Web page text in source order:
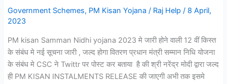
2023
:
गांधी
शहरी
रोजगार
गारंटी
Government Schemes, PM Kisan Yojana / Raj Help/ 8 April,
2023
PM kisan Samman Nidhi yojana 2023 मे जारी होने वाली 12 वीं किस्त
के संबंध मे नई सूचना जारी , जल्द होगा वितरण प्रधान मंत्री सम्मान निधि योजना
के संबंध मे CSC ने Twittr पर पोस्ट कर बताया है की श्री नरेंद्र मोदी द्वारा जल्द
ही PM KISAN INSTALMENTS RELEASE की जाएगी अभी तक इसमे